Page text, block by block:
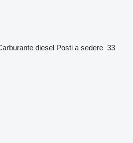
diesel Posti a sedere 33